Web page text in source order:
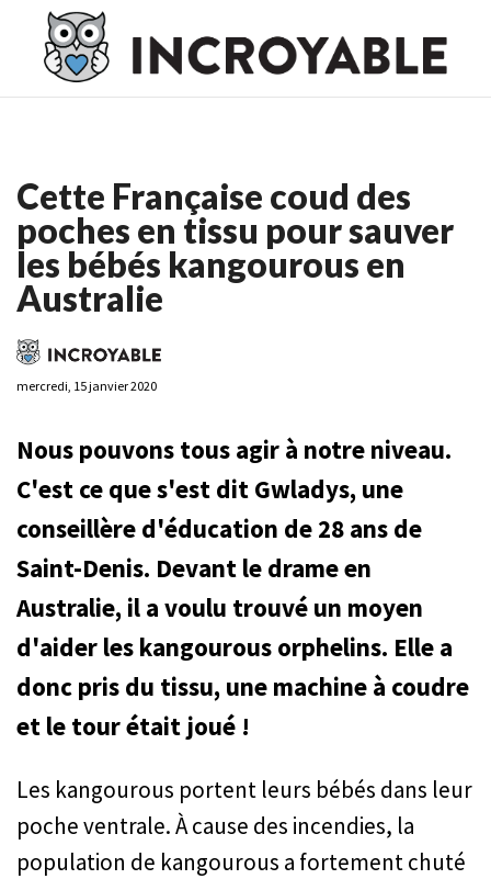
Casino En Ligne France
Casino En Ligne France
Ligne
Cette Française coud des
poches en tissu pour sauver
les bébés kangourous en
Australie
mercredi, 15 janvier 2020
Nous pouvons tous agir à notre niveau.
C'est ce que s'est dit Gwladys, une
conseillère d'éducation de 28 ans de
Saint-Denis. Devant le drame en
Australie, il a voulu trouvé un moyen
d'aider les kangourous orphelins. Elle a
donc pris du tissu, une machine à coudre
et le tour était joué !
Les kangourous portent leurs bébés dans leur
poche ventrale. À cause des incendies, la
population de kangourous a fortement chuté